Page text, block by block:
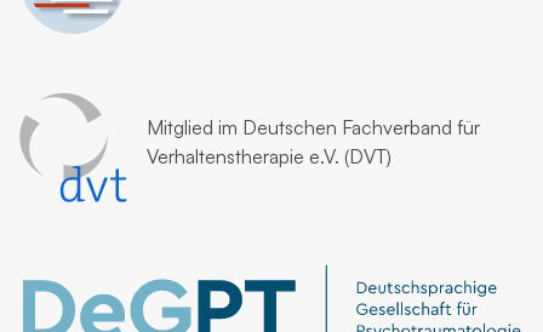
Mitglied im Deutschen Fachverband für
Verhaltenstherapie e.V. (DVT)